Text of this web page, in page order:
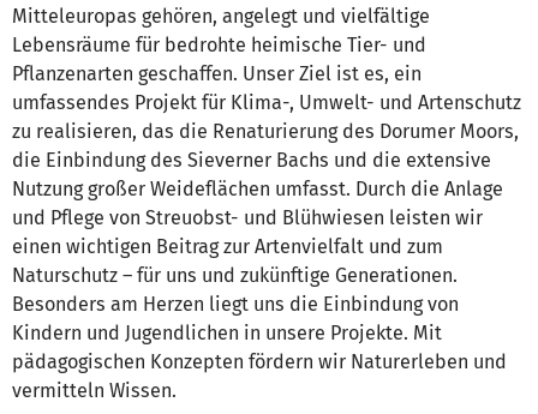
Mitteleuropas gehören, angelegt und vielfältige
Lebensräume für bedrohte heimische Tier- und
Pflanzenarten geschaffen. Unser Ziel ist es, ein
umfassendes Projekt für Klima-, Umwelt- und Artenschutz
zu realisieren, das die Renaturierung des Dorumer Moors,
die Einbindung des Sieverner Bachs und die extensive
Nutzung großer Weideflächen umfasst. Durch die Anlage
und Pflege von Streuobst- und Blühwiesen leisten wir
einen wichtigen Beitrag zur Artenvielfalt und zum
Naturschutz – für uns und zukünftige Generationen.
Besonders am Herzen liegt uns die Einbindung von
Kindern und Jugendlichen in unsere Projekte. Mit
pädagogischen Konzepten fördern wir Naturerleben und
vermitteln Wissen.